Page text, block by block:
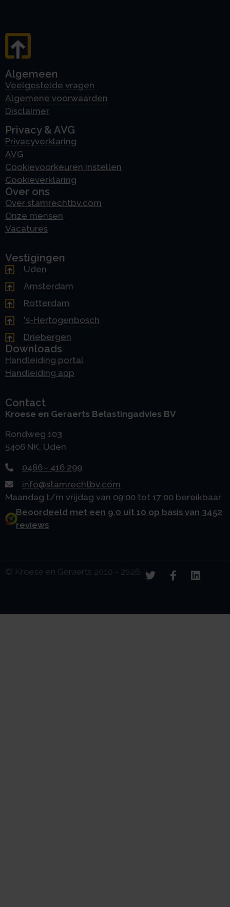
Algemeen
Veelgestelde vragen
Algemene voorwaarden
Disclaimer
Privacy & AVG
Privacyverklaring
AVG
Cookievoorkeuren instellen
Cookieverklaring
Over ons
Over stamrechtbv.com
Onze mensen
Vacatures
Vestigingen
Uden
Amsterdam
Rotterdam
's-Hertogenbosch
Driebergen
Downloads
Handleiding portal
Handleiding app
Contact
Kroese en Geraerts Belastingadvies BV
Rondweg 103
5406 NK, Uden
0486 - 416 299
info@stamrechtbv.com
Maandag t/m vrijdag van 09:00 tot 17:00 bereikbaar
Beoordeeld met een 9.0 uit 10 op basis van 3452
reviews
© Kroese en Geraerts 2010 - 2026